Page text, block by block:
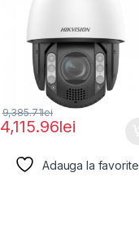
4,115.96lei
9,385.71lei
Adauga la favorite